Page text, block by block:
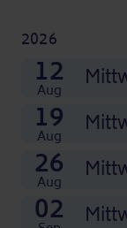
2026
12
Aug
19
Aug
26
Aug
02
07
Okt
14
Okt
21
Okt
28
Okt
04
Nov
11
Nov
18
Nov
25
Nov
02
Dez
09
Dez
16
Dez
23
Dez